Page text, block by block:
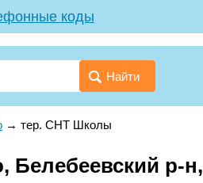
коды
Найти
→ тер. СНТ Школы
р-н,